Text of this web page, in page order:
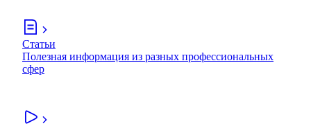
Статьи
Полезная информация из разных профессиональных
сфер